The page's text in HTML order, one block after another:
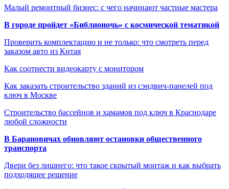
Малый ремонтный бизнес: с чего начинают частные мастера
В городе пройдет «Библионочь» с космической тематикой
Проверить комплектацию и не только: что смотреть перед
заказом авто из Китая
Как соотнести видеокарту с монитором
Как заказать строительство зданий из сэндвич-панелей под
ключ в Москве
Строительство бассейнов и хамамов под ключ в Краснодаре
любой сложности
В Барановичах обновляют остановки общественного
транспорта
Двери без лишнего: что такое скрытый монтаж и как выбрать
подходящее решение